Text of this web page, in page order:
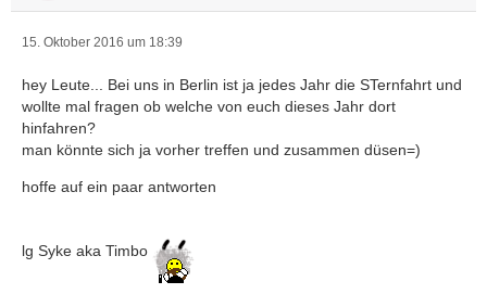
15. Oktober 2016 um 18:39
hey Leute... Bei uns in Berlin ist ja jedes Jahr die STernfahrt und
wollte mal fragen ob welche von euch dieses Jahr dort
hinfahren?
man könnte sich ja vorher treffen und zusammen düsen=)
hoffe auf ein paar antworten
lg Syke aka Timbo